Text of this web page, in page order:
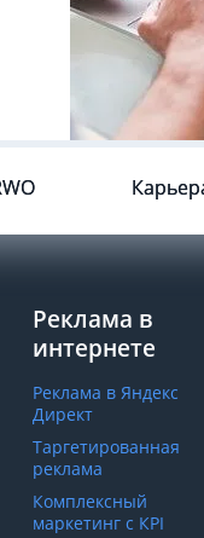
Реклама в
интернете
Реклама в Яндекс
Директ
Таргетированная
реклама
Комплексный
маркетинг с КРІ